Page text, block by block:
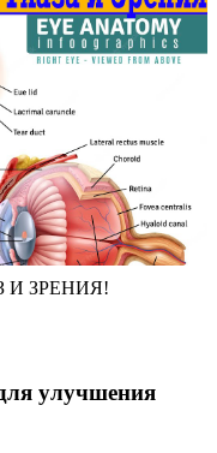
И ЗРЕНИЯ!
улучшения